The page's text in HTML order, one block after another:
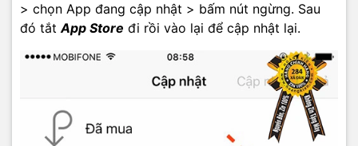
> chọn App đang cập nhật > bấm nút ngừng. Sau
đó tắtApp Store đi rồi vào lại để cập nhật lại.